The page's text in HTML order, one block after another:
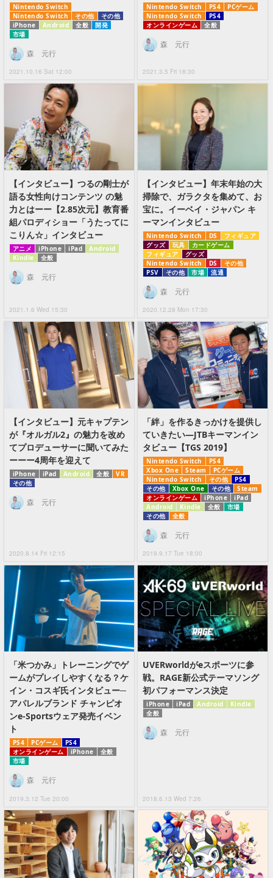
Nintendo Switch
Nintendo Switch
その他
その他
iPhone
Android 全般
開発
市場
2021.10.16 Sat 12:00
森 元行
Nintendo Switch PS4
PCゲーム
Nintendo Switch
PS4
オンラインゲーム
全般
2021.3.5 Fri 18:30
森 元行
【インタビュー】つるの剛士が
語る女性向けコンテンツ の魅
力とはーー【2.85次元】教育番
組パロディショー「うたってに
こりん☆」インタビュー
アニメ iPhone iPad
Android
Kindle
全般
2021.1.6 Wed 15:30
森 元行
【インタビュー】年末年始の大
掃除で、ガラクタを集めて、お
宝に。イーベイ・ジャパン キ
ーマンインタビュー
Nintendo Switch DS
フィギュア
グッズ
玩具
カードゲーム
フィギュア
グッズ
Nintendo Switch
DS
その他
PSV
その他 市場 流通
2020.12.28 Mon 17:30
森 元行
【インタビュー】元キャプテン
が『オルガル2』の魅力を改め
てプロデューサーに聞いてみた
ーーー4周年を迎えて
iPhone iPad Android 全般
VR
その他
2020.8.14 Fri 12:15
森 元行
「絆」を作るきっかけを提供し
ていきたい―JTBキーマンイン
タビュー【TGS 2019】
Nintendo Switch
PS4
Xbox One
Steam
PCゲーム
Nintendo Switch
その他
PS4
その他
Xbox One その他
Steam
オンラインゲーム
iPhone
iPad
Android
Kindle 全般
市場
その他
全般
2019.9.17 Tue 18:00
森 元行
「米つかみ」トレーニングでゲ
ームがプレイしやすくなる？ケ
イン・コスギ氏インタビュー─
アパレルブランド チャンピオ
ンe-Sportsウェア発売イベン
ト
PS4 PCゲーム
PS4
オンラインゲーム
iPhone
全般
市場
2019.3.12 Tue 20:00
森 元行
UVERworldがeスポーツに参
戦。RAGE新公式テーマソング
初パフォーマンス決定
iPhone iPad Android
Kindle
全般
2018.6.13 Wed 7:26
森 元行